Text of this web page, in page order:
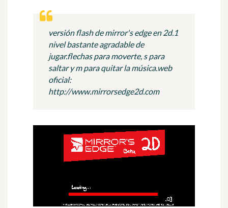
versión flash de mirror's edge en 2d.1
nivel bastante agradable de
jugar.flechas para moverte, s para
saltar y m para quitar la música.web
oficial:
http://www.mirrorsedge2d.com